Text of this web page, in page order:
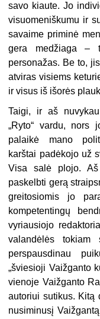
savo kiaute. Jo
visuomeniškumu ir
savaime priminė
gera medžiaga –
personažas. Be to,
atviras visiems
ir visus iš išorės
Taigi, ir aš
„Ryto“ vardu, nors
palaikė mano
karštai padėkojo už
Visa salė plojo. Aš
paskelbti gerą
greitosiomis jo
kompetentingų
vyriausiojo
valandėlės tokiam
perspausdinau
„šviesioji Vaižganto
vienoje Vaižganto
autoriui sutikus. Kitą
nusiminusį